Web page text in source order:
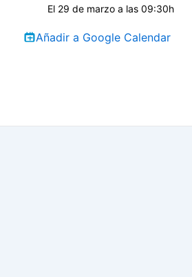
El 29 de marzo a las 09:30h
Añadir a Google Calendar